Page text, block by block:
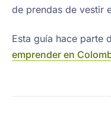
de prendas de vestir
Esta guía hace parte
emprender en